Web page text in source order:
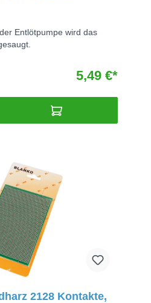
Entlötpumpe wird das
5,49 €*
2128 Kontakte,